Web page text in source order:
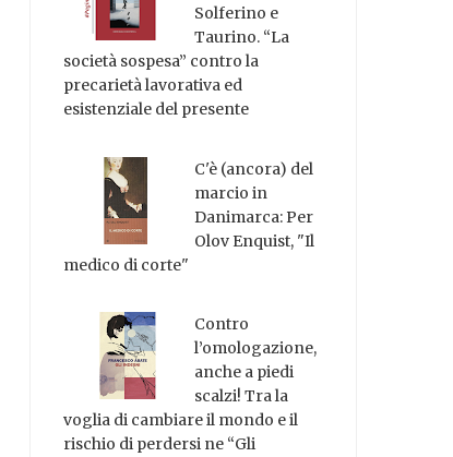
Solferino e
Taurino. “La
società sospesa” contro la
precarietà lavorativa ed
esistenziale del presente
C'è (ancora) del
marcio in
Danimarca: Per
Olov Enquist, "Il
medico di corte"
Contro
l’omologazione,
anche a piedi
scalzi! Tra la
voglia di cambiare il mondo e il
rischio di perdersi ne “Gli